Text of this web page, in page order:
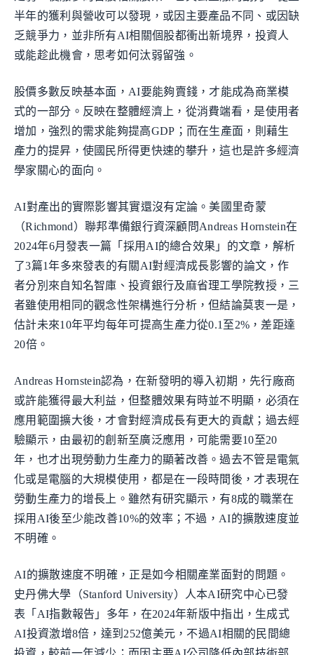
半年的獲利與營收可以發現，或因主要產品不同、或因缺
乏競爭力，並非所有AI相關個股都衝出新境界，投資人
或能趁此機會，思考如何汰弱留強。
股價多數反映基本面，AI要能夠賣錢，才能成為商業模
式的一部分。反映在整體經濟上，從消費端看，是使用者
增加，強烈的需求能夠提高GDP；而在生產面，則藉生
產力的提昇，使國民所得更快速的攀升，這也是許多經濟
學家關心的面向。
AI對產出的實際影響其實還沒有定論。美國里奇蒙
（Richmond）聯邦準備銀行資深顧問Andreas Hornstein在
2024年6月發表一篇「採用AI的總合效果」的文章，解析
了3篇1年多來發表的有關AI對經濟成長影響的論文，作
者分別來自知名智庫、投資銀行及麻省理工學院教授，三
者雖使用相同的觀念性架構進行分析，但結論莫衷一是，
估計未來10年平均每年可提高生產力從0.1至2%，差距達
20倍。
Andreas Hornstein認為，在新發明的導入初期，先行廠商
或許能獲得最大利益，但整體效果有時並不明顯，必須在
應用範圍擴大後，才會對經濟成長有更大的貢獻；過去經
驗顯示，由最初的創新至廣泛應用，可能需要10至20
年，也才出現勞動力生產力的顯著改善。過去不管是電氣
化或是電腦的大規模使用，都是在一段時間後，才表現在
勞動生產力的增長上。雖然有研究顯示，有8成的職業在
採用AI後至少能改善10%的效率；不過，AI的擴散速度並
不明確。
AI的擴散速度不明確，正是如今相關產業面對的問題。
史丹佛大學（Stanford University）人本AI研究中心已發
表「AI指數報告」多年，在2024年新版中指出，生成式
AI投資激增8倍，達到252億美元，不過AI相關的民間總